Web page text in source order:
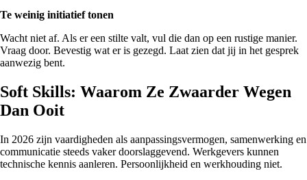
Te weinig initiatief tonen
Wacht niet af. Als er een stilte valt, vul die dan op een rustige manier.
Vraag door. Bevestig wat er is gezegd. Laat zien dat jij in het gesprek
aanwezig bent.
Soft Skills: Waarom Ze Zwaarder Wegen
Dan Ooit
In 2026 zijn vaardigheden als aanpassingsvermogen, samenwerking en
communicatie steeds vaker doorslaggevend. Werkgevers kunnen
technische kennis aanleren. Persoonlijkheid en werkhouding niet.